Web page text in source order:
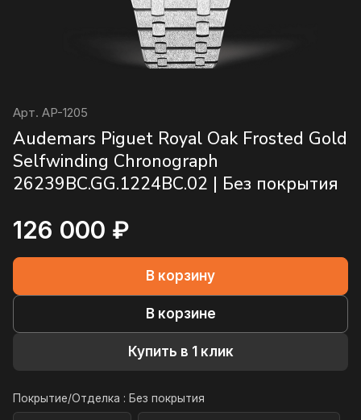
Арт. AP-1205
Audemars Piguet Royal Oak Frosted Gold
Selfwinding Chronograph
26239BC.GG.1224BC.02 | Без покрытия
126 000 ₽
В корзину
В корзине
Купить в 1 клик
Покрытие/Отделка : Без покрытия